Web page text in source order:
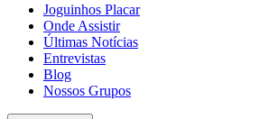
Joguinhos Placar
Onde Assistir
Últimas Notícias
Entrevistas
Blog
Nossos Grupos